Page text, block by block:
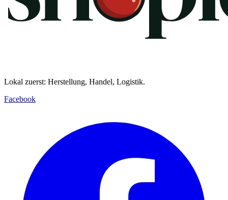
Lokal zuerst: Herstellung, Handel, Logistik.
Facebook